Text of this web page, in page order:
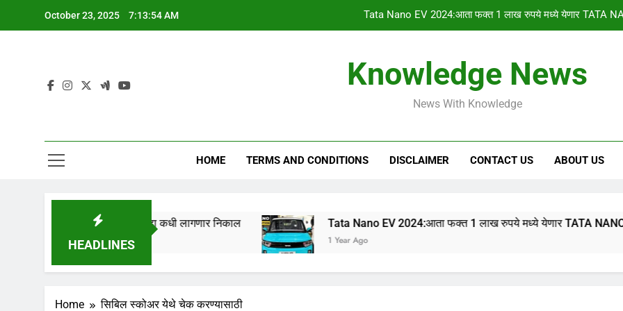
October 23, 2025 7:13:55 AM Tata Nano EV 2024:आता फक्त 1 लाख रुपये मध्ये येणार TATA
gharkul yojana 2024:आपल्या गावची 2023-2024 ची
HSC & SSC Result: 10 वी 12 वी चा निकाल
PM किसान
Knowledge News
News With Knowledge
HOME TERMS AND CONDITIONS DISCLAIMER CONTACT US ABOUT US
HEADLINES
लागणार,येथे पहा कधी लागणार निकाल Tata Nano EV 2024:आता फक्त 1 लाख रुपये मध्ये येणार TATA NANO इलेक्ट्रिक
1 Year Ago
Home सिबिल स्कोअर येथे चेक करण्यासाठी